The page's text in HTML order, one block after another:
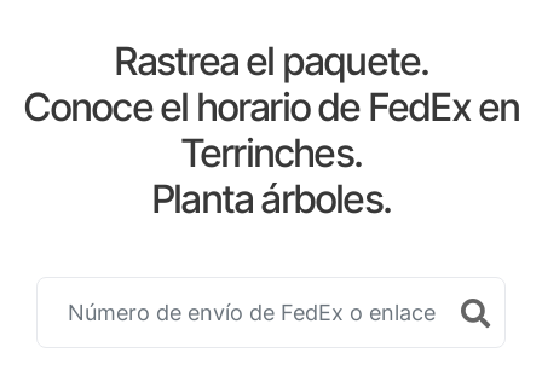
Rastrea el paquete.
Conoce el horario de FedEx en
Terrinches.
Planta árboles.